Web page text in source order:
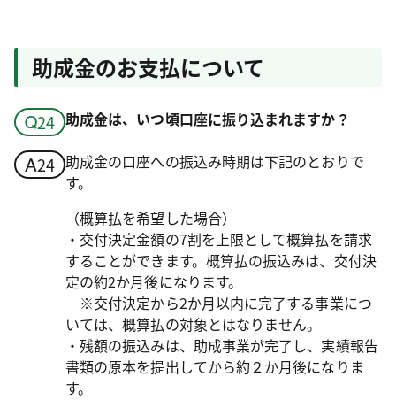
助成金のお支払について
助成金は、いつ頃口座に振り込まれますか？
助成金の口座への振込み時期は下記のとおりで
す。
（概算払を希望した場合）
・交付決定金額の7割を上限として概算払を請求
することができます。概算払の振込みは、交付決
定の約2か月後になります。
※交付決定から2か月以内に完了する事業につ
いては、概算払の対象とはなりません。
・残額の振込みは、助成事業が完了し、実績報告
書類の原本を提出してから約２か月後になりま
す。